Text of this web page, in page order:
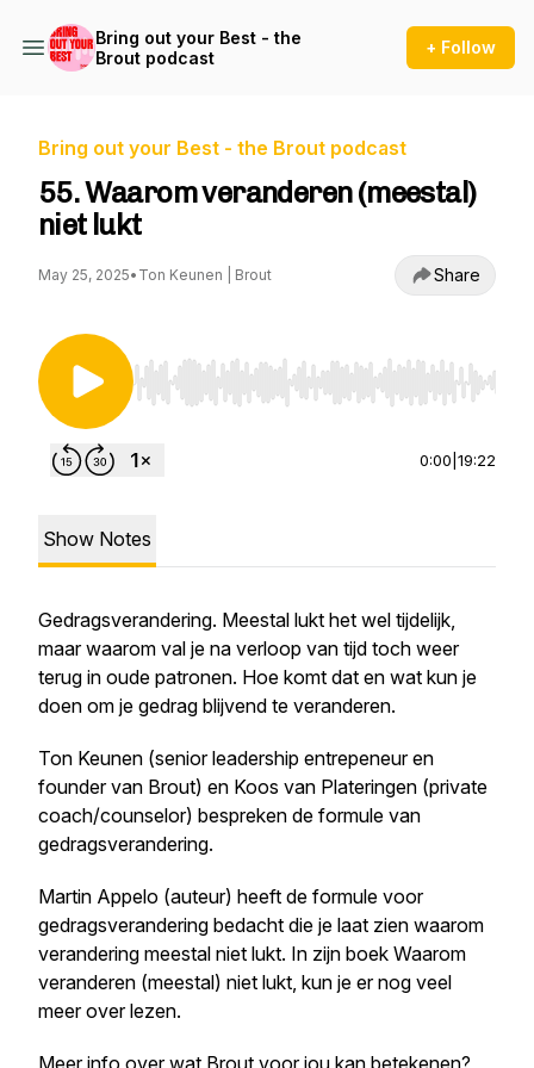
Bring out your Best - the
Brout podcast
+ Follow
Bring out your Best - the Brout podcast
55. Waarom veranderen (meestal)
niet lukt
May 25, 2025• Ton Keunen | Brout Share
Use Left/Right to seek, Home/End to jump to
0:00 19:22
Show Notes
Gedragsverandering. Meestal lukt het wel tijdelijk,
maar waarom val je na verloop van tijd toch weer
terug in oude patronen. Hoe komt dat en wat kun je
doen om je gedrag blijvend te veranderen.
Ton Keunen (senior leadership entrepeneur en
founder van Brout) en Koos van Plateringen (private
coach/counselor) bespreken de formule van
gedragsverandering.
Martin Appelo (auteur) heeft de formule voor
gedragsverandering bedacht die je laat zien waarom
verandering meestal niet lukt. In zijn boek Waarom
veranderen (meestal) niet lukt, kun je er nog veel
meer over lezen.
Meer info over wat Brout voor jou kan betekenen?